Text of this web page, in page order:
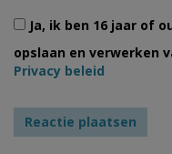
Ja, ik ben 16 jaar of
opslaan en verwerken
Privacy beleid